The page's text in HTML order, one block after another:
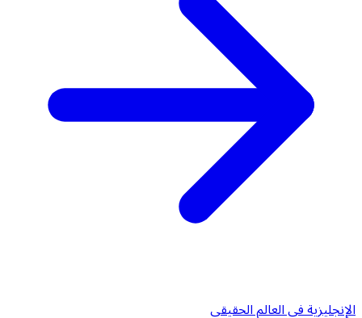
الإنجليزية في العالم الحقيقي